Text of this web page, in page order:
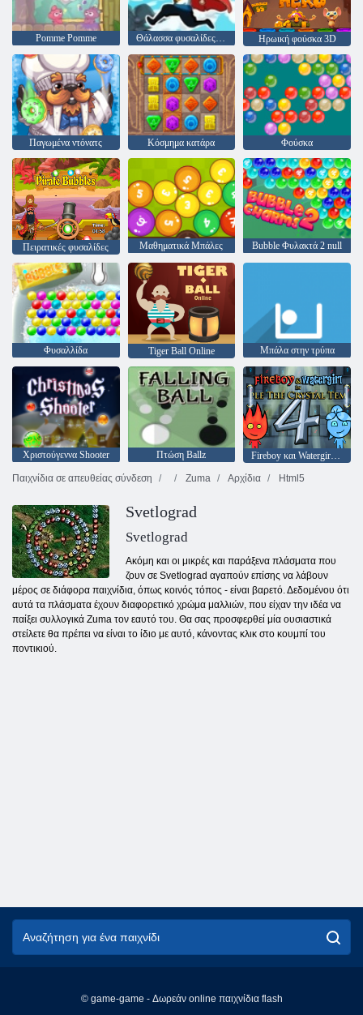
Pomme Pomme Θάλασσα φυσαλίδες πειρατές Ηρωική φούσκα 3D
Παγωμένα ντόνατς Κόσμημα κατάρα Φούσκα
Πειρατικές φυσαλίδες Μαθηματικά Μπάλες Bubble Φυλακτά 2 null
Φυσαλλίδα Tiger Ball Online Μπάλα στην τρύπα
Χριστούγεννα Shooter Πτώση Ballz
Fireboy και Watergirl 4: Crystal Temple
Παιχνίδια σε απευθείας σύνδεση
Zuma Αρχίδια Html5
Svetlograd
Svetlograd
Ακόμη και οι μικρές και παράξενα πλάσματα που
ζουν σε Svetlograd αγαπούν επίσης να λάβουν
μέρος σε διάφορα παιχνίδια, όπως κοινός τόπος - είναι βαρετό. Δεδομένου ότι
αυτά τα πλάσματα έχουν διαφορετικό χρώμα μαλλιών, που είχαν την ιδέα να
παίξει συλλογικά Zuma τον εαυτό του. Θα σας προσφερθεί μία ουσιαστικά
στείλετε θα πρέπει να είναι το ίδιο με αυτό, κάνοντας κλικ στο κουμπί του
ποντικιού.
© game-game - Δωρεάν online παιχνίδια flash